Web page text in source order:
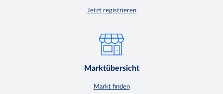
Jetzt registrieren
Marktübersicht
Markt finden